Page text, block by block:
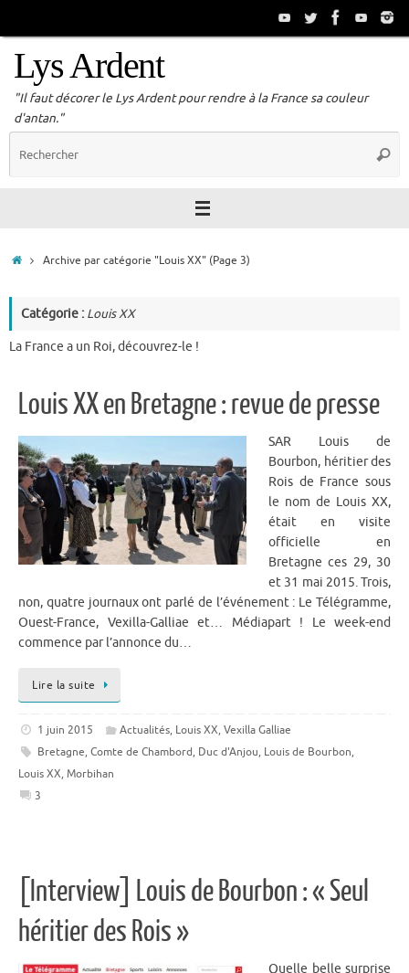
Lys Ardent
"Il faut décorer le Lys Ardent pour rendre à la France sa couleur
d'antan."
AccueilArchive par catégorie "Louis XX"(Page 3)
Catégorie : Louis XX
La France a un Roi, découvrez-le !
Louis XX en Bretagne : revue de presse
SAR Louis de
Bourbon, héritier des
Rois de France sous
le nom de Louis XX,
était en visite
officielle en
Bretagne ces 29, 30
et 31 mai 2015. Trois,
non, quatre journaux ont parlé de l’événement : Le Télégramme,
Ouest-France, Vexilla-Galliae et… Médiapart ! Le week-end
commence par l’annonce du…
Lire la suite
1 juin 2015 Actualités, Louis XX,Vexilla Galliae
Bretagne, Comte de Chambord, Duc d'Anjou, Louis de Bourbon,
Louis XX, Morbihan
3
[Interview] Louis de Bourbon : « Seul
héritier des Rois »
Quelle belle surprise